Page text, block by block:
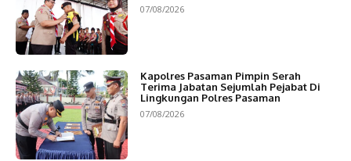
07/08/2026
Kapolres Pasaman Pimpin Serah
Terima Jabatan Sejumlah Pejabat Di
Lingkungan Polres Pasaman
07/08/2026